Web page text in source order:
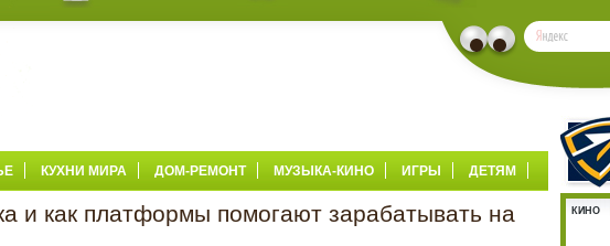
КУХНИ МИРА ДОМ-РЕМОНТ МУЗЫКА-КИНО ИГРЫ ДЕТЯМ
и как платформы помогают зарабатывать на
КИНО